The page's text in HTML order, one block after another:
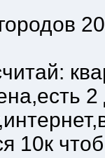
2
10к